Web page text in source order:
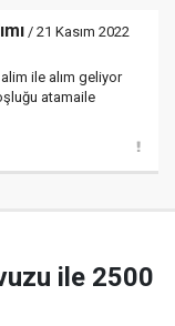
/ 21 Kasım 2022
ile alım geliyor
atamaile
ile 2500